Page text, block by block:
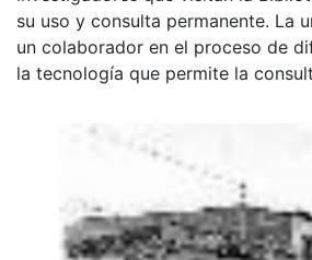
su uso y consulta permanente. La
un colaborador en el proceso de
la tecnología que permite la